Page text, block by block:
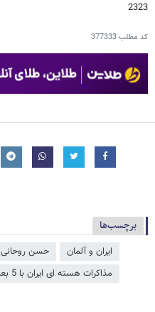
2323
کد مطلب377333
برچسب‌ها
ایران و آلمان
حسن روحانی
مذاکرات هسته ای ایران با 5 بعلاوه 1